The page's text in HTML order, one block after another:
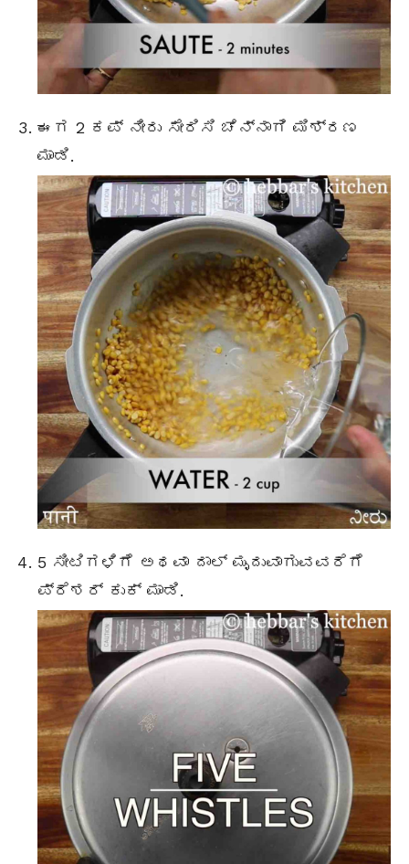
ಈಗ 2 ಕಪ್ ನೀರು ಸೇರಿಸಿ ಚೆನ್ನಾಗಿ ಮಿಶ್ರಣ
ಮಾಡಿ.
5 ಸೀಟಿಗಳಿಗೆ ಅಥವಾ ದಾಲ್ ಮೃದುವಾಗುವವರೆಗೆ
ಪ್ರೆಶರ್ ಕುಕ್ ಮಾಡಿ.